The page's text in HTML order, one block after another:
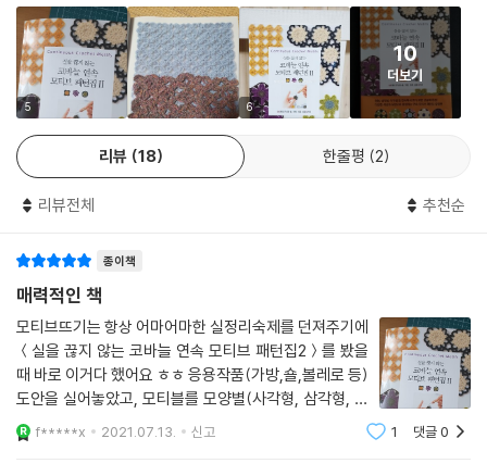
5 6
10
더보기
리뷰 18 한줄평 2
리뷰전체 추천순
종이책
매력적인 책
모티브뜨기는 항상 어마어마한 실정리숙제를 던져주기에
＜실을 끊지 않는 코바늘 연속 모티브 패턴집2＞를 봤을
때 바로 이거다 했어요 ㅎㅎ 응용작품(가방,숄,볼레로 등)
도안을 실어놓았고, 모티블를 모양별(사각형, 삼각형, 팔
각형, 원형, 육각형)로 정리해서 뜨는 법을 싫어놓았어요.
그리고 뜨는 법이 조금 다르기 때문에 "연속모티브 뜨는
f*****x 2021.07.13. 신고 1 댓글0